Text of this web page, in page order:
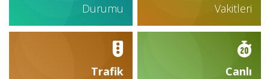
Durumu
Vakitleri
Trafik
Canlı